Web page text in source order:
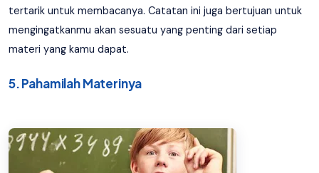
tertarik untuk membacanya. Catatan ini juga bertujuan untuk
mengingatkanmu akan sesuatu yang penting dari setiap
materi yang kamu dapat.
5. Pahamilah Materinya